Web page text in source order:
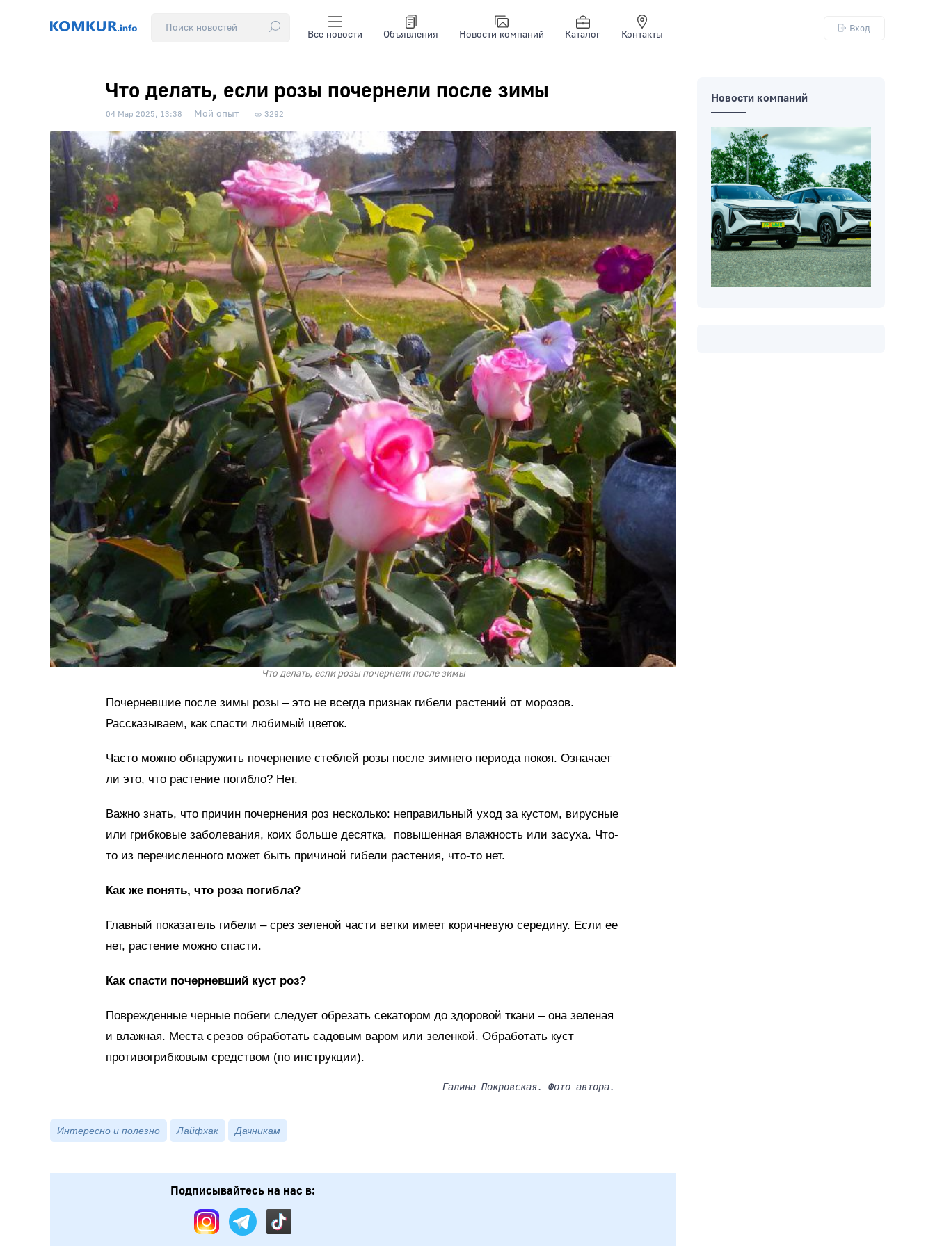
Все новости Объявления Новости компаний Каталог Контакты
Вход
Что делать, если розы почернели после зимы
04 Мар 2025, 13:38 Мой опыт 3292
Что делать, если розы почернели после зимы
Почерневшие после зимы розы – это не всегда признак гибели растений от морозов.
Рассказываем, как спасти любимый цветок.
Часто можно обнаружить почернение стеблей розы после зимнего периода покоя. Означает
ли это, что растение погибло? Нет.
Важно знать, что причин почернения роз несколько: неправильный уход за кустом, вирусные
или грибковые заболевания, коих больше десятка, повышенная влажность или засуха. Что-
то из перечисленного может быть причиной гибели растения, что-то нет.
Как же понять, что роза погибла?
Главный показатель гибели – срез зеленой части ветки имеет коричневую середину. Если ее
нет, растение можно спасти.
Как спасти почерневший куст роз?
Поврежденные черные побеги следует обрезать секатором до здоровой ткани – она зеленая
и влажная. Места срезов обработать садовым варом или зеленкой. Обработать куст
противогрибковым средством (по инструкции).
Галина Покровская. Фото автора.
Интересно и полезно Лайфхак Дачникам
Подписывайтесь на нас в:
Новости компаний